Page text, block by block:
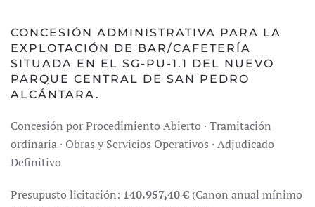
CONCESIÓN ADMINISTRATIVA PARA LA
EXPLOTACIÓN DE BAR/CAFETERÍA
SITUADA EN EL SG-PU-1.1 DEL NUEVO
PARQUE CENTRAL DE SAN PEDRO
ALCÁNTARA.
Concesión por Procedimiento Abierto · Tramitación
ordinaria · Obras y Servicios Operativos · Adjudicado
Definitivo
Presupusto licitación: 140.957,40 € (Canon anual mínimo